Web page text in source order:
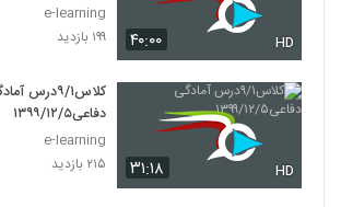
۴۰:۰۰ HD
e-learning
۱۹۹ بازدید
۳۱:۱۸ HD
کلاس۹/۱درس
دفاعی۱۳۹۹/۱۲/۵
e-learning
۲۱۵ بازدید